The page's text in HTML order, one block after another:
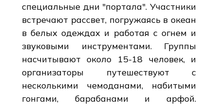
специальные дни "портала". Участники
встречают рассвет, погружаясь в океан
в белых одеждах и работая с огнем и
звуковыми инструментами. Группы
насчитывают около 15-18 человек, и
организаторы путешествуют с
несколькими чемоданами, набитыми
гонгами, барабанами и арфой.